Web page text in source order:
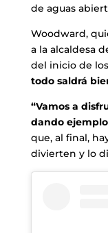
de aguas
Woodward,
a la alcaldesa
del inicio de
todo saldrá
“Vamos a
dando
que, al final,
divierten y lo